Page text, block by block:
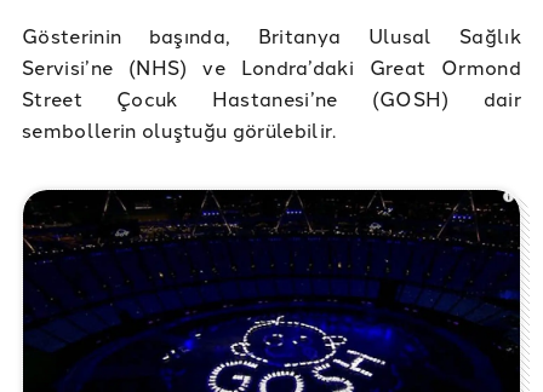
Gösterinin başında, Britanya Ulusal Sağlık
Servisi’ne (NHS) ve Londra’daki Great Ormond
Street Çocuk Hastanesi’ne (GOSH) dair
sembollerin oluştuğu görülebilir.